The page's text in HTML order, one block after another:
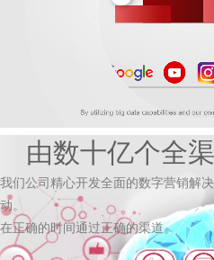
由数十亿个全
我们公司精心开发全面的数字营销解
动。
在正确的时间通过正确的渠道。